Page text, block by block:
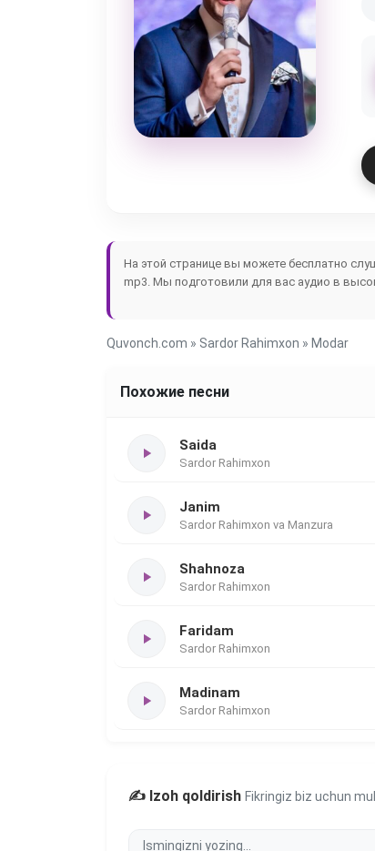
На этой странице вы можете бесплатно
mp3. Мы подготовили для вас аудио в
Quvonch.com » Sardor Rahimxon » Modar
Похожие песни
Saida
Sardor Rahimxon
Janim
Sardor Rahimxon va Manzura
Shahnoza
Sardor Rahimxon
Faridam
Sardor Rahimxon
Madinam
Sardor Rahimxon
✍️ Izoh qoldirish Fikringiz biz uchun